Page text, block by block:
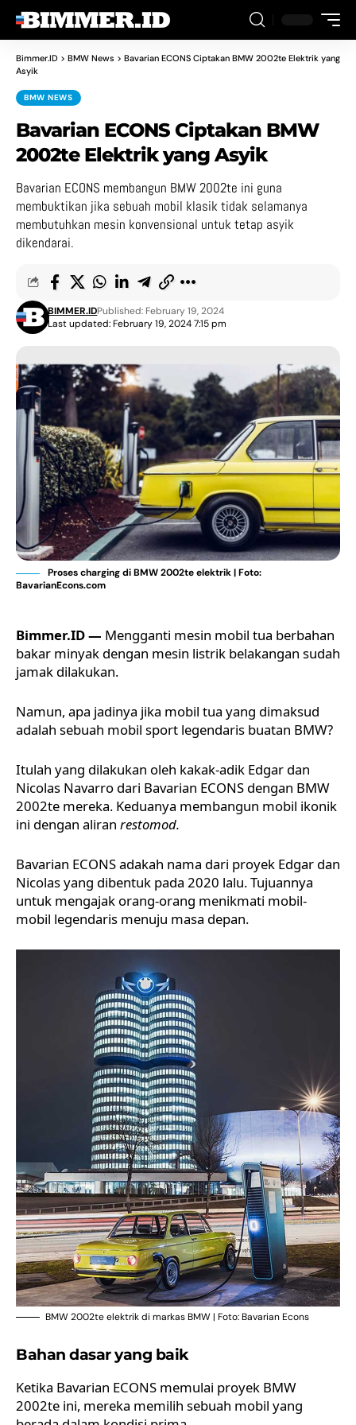
Bimmer.ID > BMW News > Bavarian ECONS Ciptakan BMW 2002te Elektrik yang
Asyik
BMW NEWS
Bavarian ECONS Ciptakan BMW
2002te Elektrik yang Asyik
Bavarian ECONS membangun BMW 2002te ini guna
membuktikan jika sebuah mobil klasik tidak selamanya
membutuhkan mesin konvensional untuk tetap asyik
dikendarai.
Last updated: February 19, 2024 7:15 pm
BIMMER.IDPublished: February 19, 2024
Proses charging di BMW 2002te elektrik | Foto:
BavarianEcons.com
Bimmer.ID — Mengganti mesin mobil tua berbahan
bakar minyak dengan mesin listrik belakangan sudah
jamak dilakukan.
Namun, apa jadinya jika mobil tua yang dimaksud
adalah sebuah mobil sport legendaris buatan BMW?
Itulah yang dilakukan oleh kakak-adik Edgar dan
Nicolas Navarro dari Bavarian ECONS dengan BMW
2002te mereka. Keduanya membangun mobil ikonik
ini dengan aliran restomod.
Bavarian ECONS adakah nama dari proyek Edgar dan
Nicolas yang dibentuk pada 2020 lalu. Tujuannya
untuk mengajak orang-orang menikmati mobil-
mobil legendaris menuju masa depan.
BMW 2002te elektrik di markas BMW | Foto: Bavarian Econs
Bahan dasar yang baik
Ketika Bavarian ECONS memulai proyek BMW
2002te ini, mereka memilih sebuah mobil yang